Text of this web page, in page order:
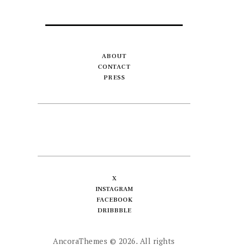
ABOUT
CONTACT
PRESS
X
INSTAGRAM
FACEBOOK
DRIBBBLE
AncoraThemes © 2026. All rights